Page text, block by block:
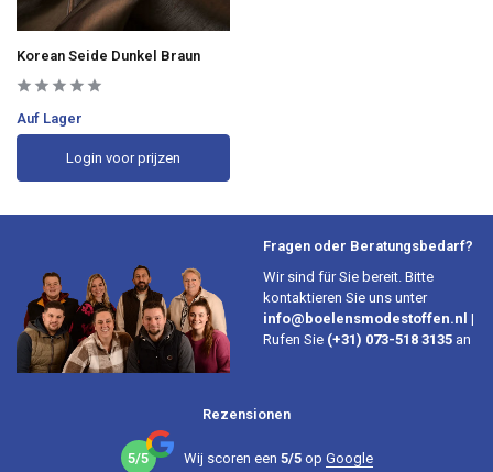
Korean Seide Dunkel Braun
Auf Lager
Login voor prijzen
Fragen oder Beratungsbedarf?
Wir sind für Sie bereit. Bitte
kontaktieren Sie uns unter
info@boelensmodestoffen.nl |
Rufen Sie (+31) 073-518 3135 an
Rezensionen
5/5 Wij scoren een 5/5op Google